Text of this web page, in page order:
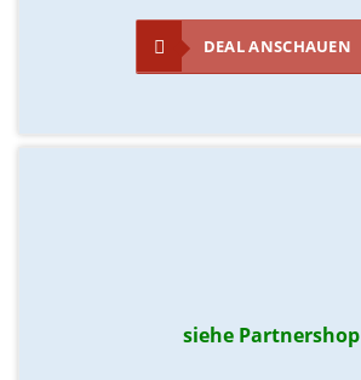
DEAL ANSCHAUEN
siehe Partnershop